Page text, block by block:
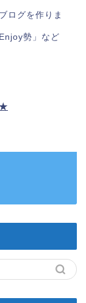
ログを作りま
勢」など
★